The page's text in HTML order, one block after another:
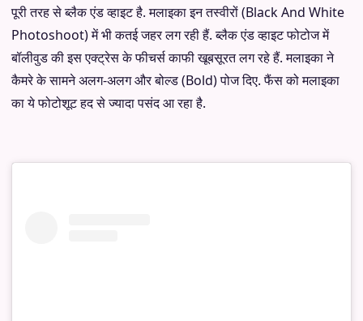
पूरी तरह से ब्लैक एंड व्हाइट है. मलाइका इन तस्वीरों (Black And White
Photoshoot) में भी कतई जहर लग रही हैं. ब्लैक एंड व्हाइट फोटोज में
बॉलीवुड की इस एक्ट्रेस के फीचर्स काफी खूबसूरत लग रहे हैं. मलाइका ने
कैमरे के सामने अलग-अलग और बोल्ड (Bold) पोज दिए. फैंस को मलाइका
का ये फोटोशूट हद से ज्यादा पसंद आ रहा है.